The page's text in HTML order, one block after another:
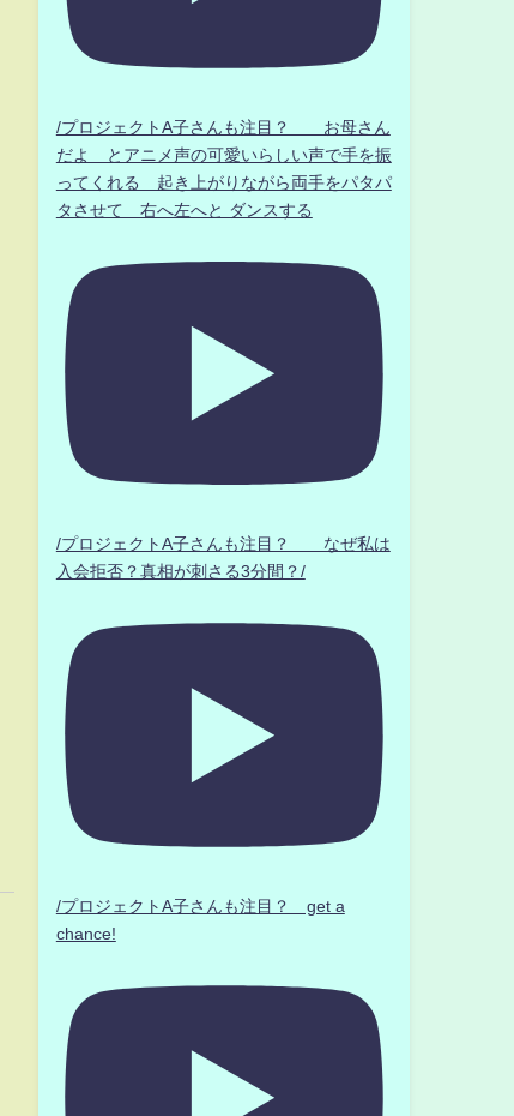
/プロジェクトA子さんも注目？ お母さん
だよ とアニメ声の可愛いらしい声で手を振
ってくれる 起き上がりながら両手をパタパ
タさせて 右へ左へと ダンスする
/プロジェクトA子さんも注目？ なぜ私は
入会拒否？真相が刺さる3分間？/
/プロジェクトA子さんも注目？ get a
chance!